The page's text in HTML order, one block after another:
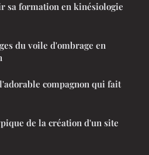
sa formation en kinésiologie
du voile d'ombrage en
compagnon qui fait
de la création d'un site